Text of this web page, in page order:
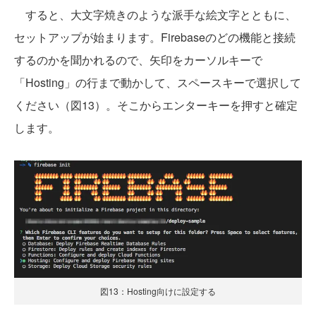
すると、大文字焼きのような派手な絵文字とともに、
セットアップが始まります。Firebaseのどの機能と接続
するのかを聞かれるので、矢印をカーソルキーで
「Hosting」の行まで動かして、スペースキーで選択して
ください（図13）。そこからエンターキーを押すと確定
します。
図13：Hosting向けに設定する